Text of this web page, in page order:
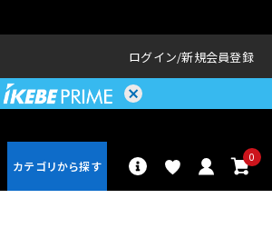
ログイン 新規会員登録
0